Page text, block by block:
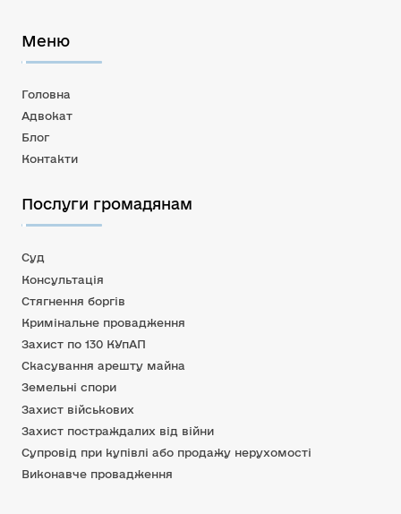
Меню
Головна
Адвокат
Блог
Контакти
Послуги громадянам
Суд
Консультація
Стягнення боргів
Кримінальне провадження
Захист по 130 КУпАП
Скасування арешту майна
Земельні спори
Захист військових
Захист постраждалих від війни
Супровід при купівлі або продажу нерухомості
Виконавче провадження